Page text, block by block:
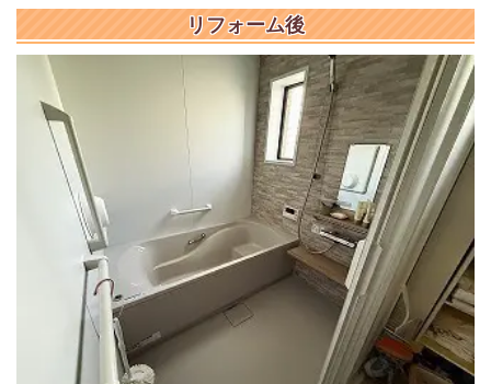
リフォーム後